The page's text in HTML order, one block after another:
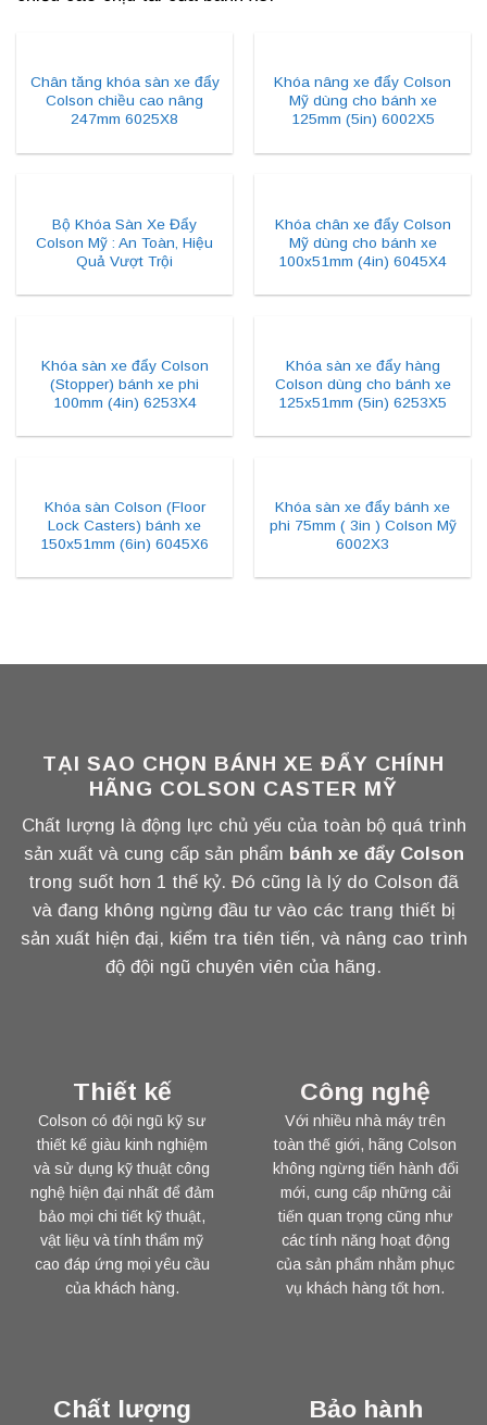
Chân tăng khóa sàn xe đẩy
Colson chiều cao nâng
247mm 6025X8
Khóa nâng xe đẩy Colson
Mỹ dùng cho bánh xe
125mm (5in) 6002X5
Bộ Khóa Sàn Xe Đẩy
Colson Mỹ : An Toàn, Hiệu
Quả Vượt Trội
Khóa chân xe đẩy Colson
Mỹ dùng cho bánh xe
100x51mm (4in) 6045X4
Khóa sàn xe đẩy Colson
(Stopper) bánh xe phi
100mm (4in) 6253X4
Khóa sàn xe đẩy hàng
Colson dùng cho bánh xe
125x51mm (5in) 6253X5
Khóa sàn Colson (Floor
Lock Casters) bánh xe
150x51mm (6in) 6045X6
Khóa sàn xe đẩy bánh xe
phi 75mm ( 3in ) Colson Mỹ
6002X3
TẠI SAO CHỌN BÁNH XE ĐẨY CHÍNH
HÃNG COLSON CASTER MỸ
Chất lượng là động lực chủ yếu của toàn bộ quá trình
sản xuất và cung cấp sản phẩm bánh xe đẩy Colson
trong suốt hơn 1 thế kỷ. Đó cũng là lý do Colson đã
và đang không ngừng đầu tư vào các trang thiết bị
sản xuất hiện đại, kiểm tra tiên tiến, và nâng cao trình
độ đội ngũ chuyên viên của hãng.
Thiết kế
Colson có đội ngũ kỹ sư
thiết kế giàu kinh nghiệm
và sử dụng kỹ thuật công
nghệ hiện đại nhất để đảm
bảo mọi chi tiết kỹ thuật,
vật liệu và tính thẩm mỹ
cao đáp ứng mọi yêu cầu
của khách hàng.
Công nghệ
Với nhiều nhà máy trên
toàn thế giới, hãng Colson
không ngừng tiến hành đổi
mới, cung cấp những cải
tiến quan trọng cũng như
các tính năng hoạt động
của sản phẩm nhằm phục
vụ khách hàng tốt hơn.
Chất lượng Bảo hành